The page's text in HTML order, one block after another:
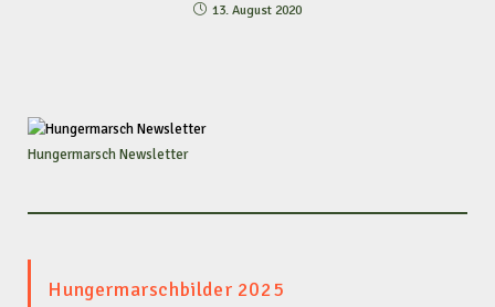
13. August 2020
Hungermarsch Newsletter
Hungermarschbilder 2025